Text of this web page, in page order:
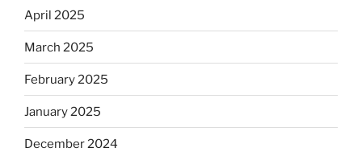
April 2025
March 2025
February 2025
January 2025
December 2024